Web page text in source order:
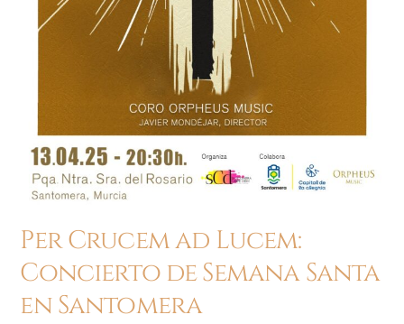
Per Crucem ad Lucem:
Concierto de Semana Santa
en Santomera